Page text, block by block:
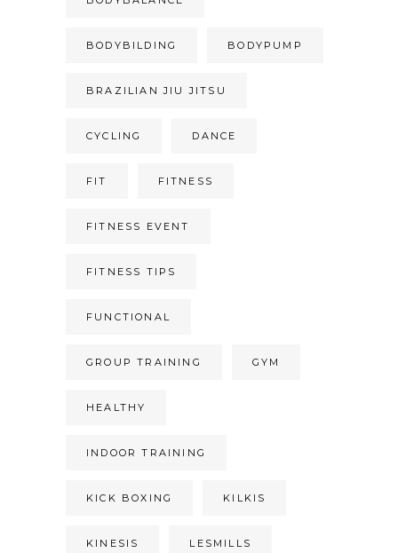
BODYBILDING BODYPUMP
BRAZILIAN JIU JITSU
CYCLING DANCE
FIT FITNESS
FITNESS EVENT
FITNESS TIPS
FUNCTIONAL
GROUP TRAINING GYM
HEALTHY
INDOOR TRAINING
KICK BOXING KILKIS
KINESIS LESMILLS